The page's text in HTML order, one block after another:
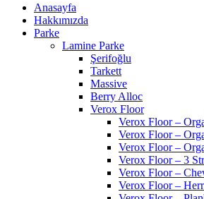
Anasayfa
Hakkımızda
Parke
Lamine Parke
Şerifoğlu
Tarkett
Massive
Berry Alloc
Verox Floor
Verox Floor –
Verox Floor –
Verox Floor –
Verox Floor – 3
Verox Floor –
Verox Floor –